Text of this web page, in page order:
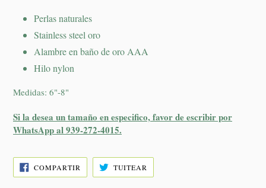
Perlas naturales
Stainless steel oro
Alambre en baño de oro AAA
Hilo nylon
Medidas: 6"-8"
Si la desea un tamaño en especifico, favor de escribir por
WhatsApp al 939-272-4015.
COMPARTIR COMPARTIR
EN
FACEBOOK
TUITEAR
TWITTER